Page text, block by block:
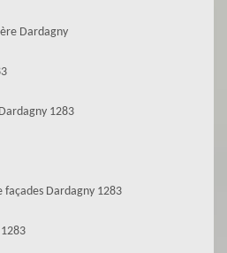
Dardagny
1283
Dardagny 1283